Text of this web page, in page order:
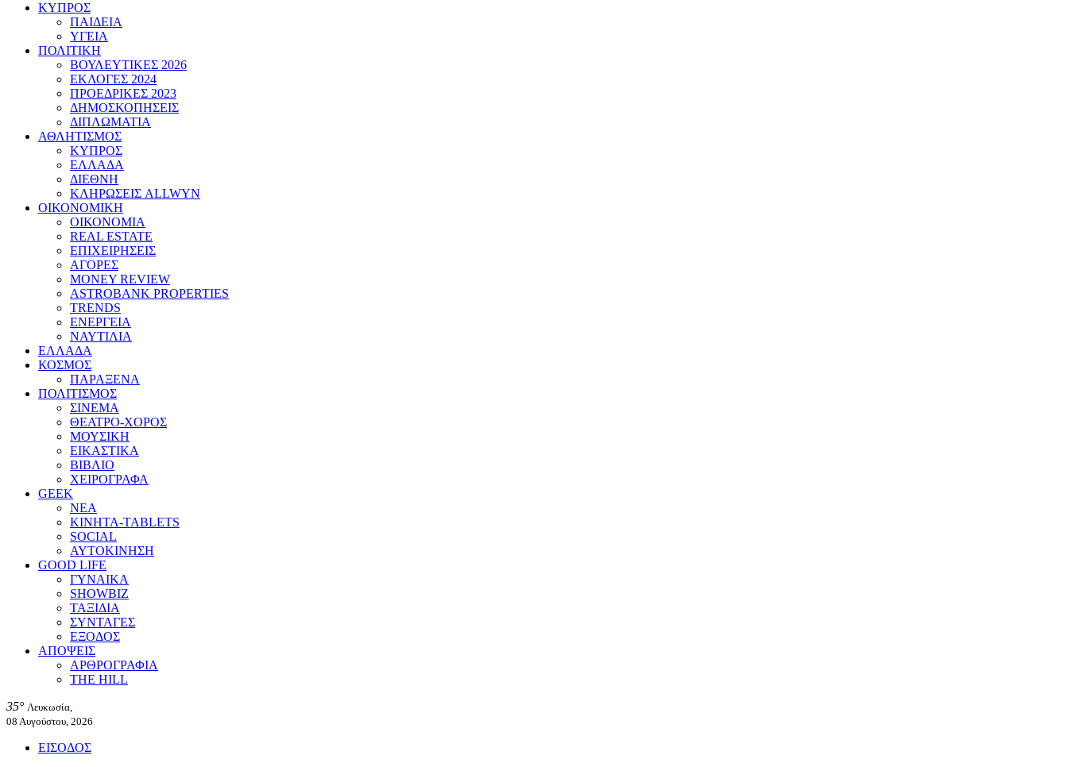
ΚΥΠΡΟΣ
ΠΑΙΔΕΙΑ
ΥΓΕΙΑ
ΠΟΛΙΤΙΚΗ
ΒΟΥΛΕΥΤΙΚΕΣ 2026
ΕΚΛΟΓΕΣ 2024
ΠΡΟΕΔΡΙΚΕΣ 2023
ΔΗΜΟΣΚΟΠΗΣΕΙΣ
ΔΙΠΛΩΜΑΤΙΑ
ΑΘΛΗΤΙΣΜΟΣ
ΚΥΠΡΟΣ
ΕΛΛΑΔΑ
ΔΙΕΘΝΗ
ΚΛΗΡΩΣΕΙΣ ALLWYN
ΟΙΚΟΝΟΜΙΚΗ
ΟΙΚΟΝΟΜΙΑ
REAL ESTATE
ΕΠΙΧΕΙΡΗΣΕΙΣ
ΑΓΟΡΕΣ
MONEY REVIEW
ASTROBANK PROPERTIES
TRENDS
ΕΝΕΡΓΕΙΑ
ΝΑΥΤΙΛΙΑ
ΕΛΛΑΔΑ
ΚΟΣΜΟΣ
ΠΑΡΑΞΕΝΑ
ΠΟΛΙΤΙΣΜΟΣ
ΣΙΝΕΜΑ
ΘΕΑΤΡΟ-ΧΟΡΟΣ
ΜΟΥΣΙΚΗ
ΕΙΚΑΣΤΙΚΑ
ΒΙΒΛΙΟ
ΧΕΙΡΟΓΡΑΦΑ
GEEK
ΝΕΑ
ΚΙΝΗΤΑ-TABLETS
SOCIAL
ΑΥΤΟΚΙΝΗΣΗ
GOOD LIFE
ΓΥΝΑΙΚΑ
SHOWBIZ
ΤΑΞΙΔΙΑ
ΣΥΝΤΑΓΕΣ
ΕΞΟΔΟΣ
ΑΠΟΨΕΙΣ
ΑΡΘΡΟΓΡΑΦΙΑ
THE HILL
35° Λευκωσία,
08 Αυγούστου, 2026
ΕΙΣΟΔΟΣ